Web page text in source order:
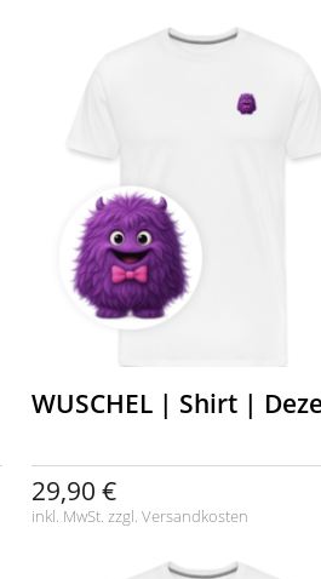
WUSCHEL | Shirt |
29,90 €
inkl. MwSt. zzgl. Versandkosten